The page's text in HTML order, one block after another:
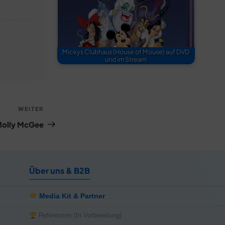
Beitrag
WEITER
McGee
Mickys Clubhaus (House of Mouse) auf DVD
und im Stream
Über uns & B2B
Media Kit & Partner
Referenzen (In Vorbereitung)
notifications
NEWS Gerade eben